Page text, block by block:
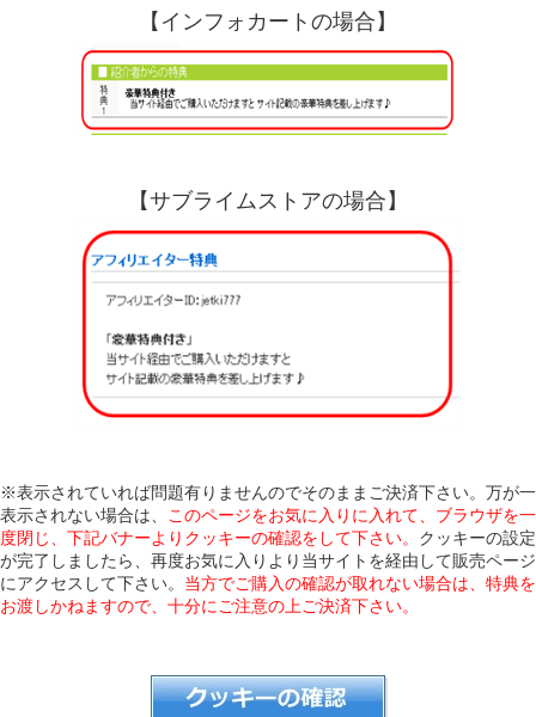
【インフォカートの場合】
【サブライムストアの場合】
※表示されていれば問題有りませんのでそのままご決済下さい。万が一
表示されない場合は、
このページをお気に入りに入れて、ブラウザを一
度閉じ、下記バナーよりクッキーの確認をして下さい。 クッキーの設定
が完了しましたら、再度お気に入りより当サイトを経由して販売ページ
にアクセスして下さい。 当方でご購入の確認が取れない場合は、特典を
お渡しかねますので、十分にご注意の上ご決済下さい。